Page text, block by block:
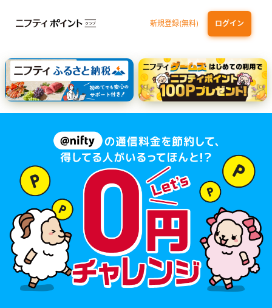
新規登録(無料) ログイン
dカード 九州カードNEXT JCB ORIGINAL SERIES：JCBカード S
三井住友カード ゴールド（NL）（家族カード発行）
【実質初月無料】DMM | Disney+(ディズニープラス) セットプラン